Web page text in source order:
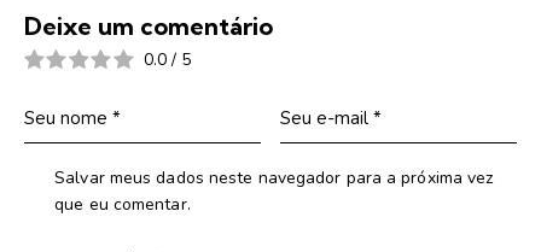
Deixe um comentário
0.0 / 5
Salvar meus dados neste navegador para a próxima vez
que eu comentar.